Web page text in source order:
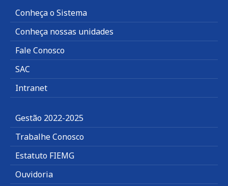
Conheça o Sistema
Conheça nossas unidades
Fale Conosco
SAC
Intranet
Gestão 2022-2025
Trabalhe Conosco
Estatuto FIEMG
Ouvidoria